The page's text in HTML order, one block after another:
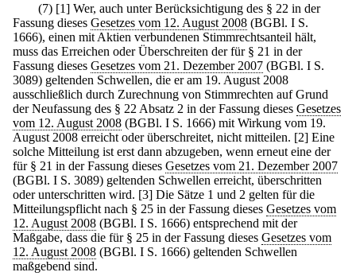
(7) [1] Wer, auch unter Berücksichtigung des § 22 in der
Fassung dieses Gesetzes vom 12. August 2008 (BGBl. I S.
1666), einen mit Aktien verbundenen Stimmrechtsanteil hält,
muss das Erreichen oder Überschreiten der für § 21 in der
Fassung dieses Gesetzes vom 21. Dezember 2007 (BGBl. I S.
3089) geltenden Schwellen, die er am 19. August 2008
ausschließlich durch Zurechnung von Stimmrechten auf Grund
der Neufassung des § 22 Absatz 2 in der Fassung dieses Gesetzes
vom 12. August 2008 (BGBl. I S. 1666) mit Wirkung vom 19.
August 2008 erreicht oder überschreitet, nicht mitteilen. [2] Eine
solche Mitteilung ist erst dann abzugeben, wenn erneut eine der
für § 21 in der Fassung dieses Gesetzes vom 21. Dezember 2007
(BGBl. I S. 3089) geltenden Schwellen erreicht, überschritten
oder unterschritten wird. [3] Die Sätze 1 und 2 gelten für die
Mitteilungspflicht nach § 25 in der Fassung dieses Gesetzes vom
12. August 2008 (BGBl. I S. 1666) entsprechend mit der
Maßgabe, dass die für § 25 in der Fassung dieses Gesetzes vom
12. August 2008 (BGBl. I S. 1666) geltenden Schwellen
maßgebend sind.